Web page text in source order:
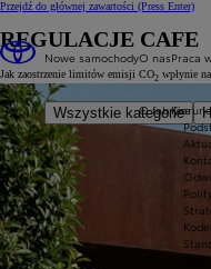
Przejdź do głównej zawartości (Press Enter)
Nowe samochody
Wszystkie kategorie
O nas
O fabryce
Praca
REGULACJE CAFE
Jak zaostrzenie limitów emisji CO2 wpłynie